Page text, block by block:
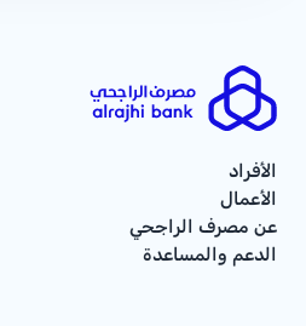
الأفراد
الأعمال
عن مصرف الراجحي
الدعم والمساعدة